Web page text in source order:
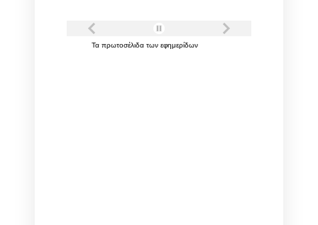
Τα πρωτοσέλιδα των εφημερίδων